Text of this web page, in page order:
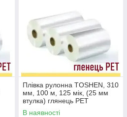
Плівка рулонна TOSHEN, 310
мм, 100 м, 125 мік, (25 мм
втулка) глянець PET
В наявності